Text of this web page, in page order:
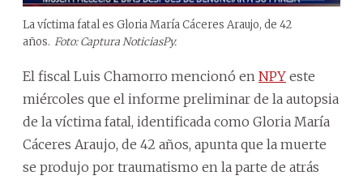
La víctima fatal es Gloria María Cáceres Araujo, de 42
años. Foto: Captura NoticiasPy.
El fiscal Luis Chamorro mencionó en NPY este
miércoles que el informe preliminar de la autopsia
de la víctima fatal, identificada como Gloria María
Cáceres Araujo, de 42 años, apunta que la muerte
se produjo por traumatismo en la parte de atrás